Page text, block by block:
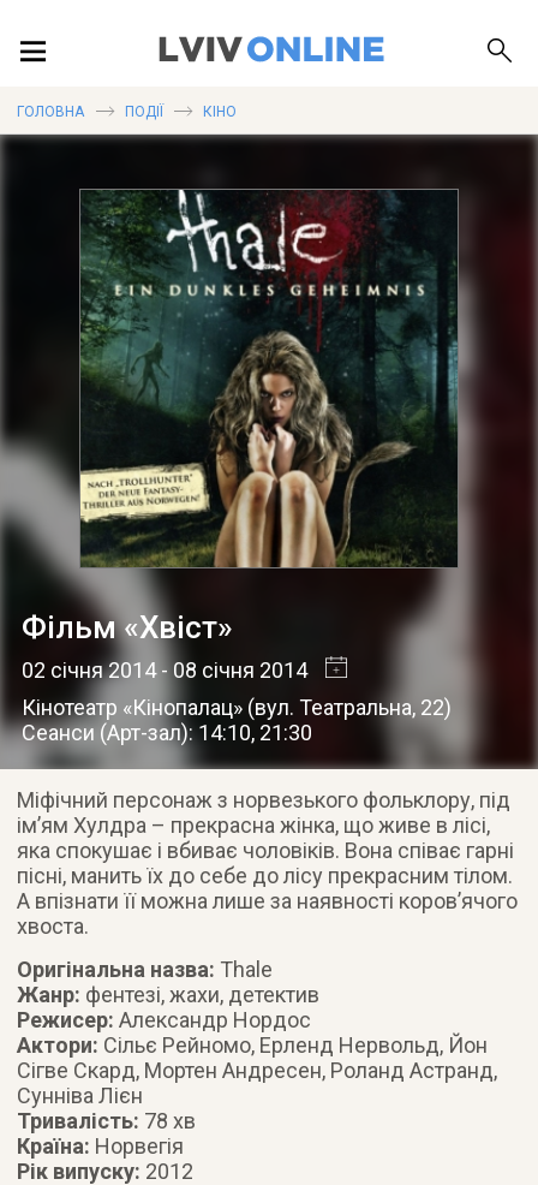
ПУБЛІКАЦІЇ
ГОЛОВНА ПОДІЇ КІНО
Фільм «Хвіст»
02 січня 2014- 08 січня 2014
Кінотеатр «Кінопалац» (вул. Театральна, 22)
Сеанси (Арт-зал): 14:10, 21:30
Міфічний персонаж з норвезького фольклору, під
ім’ям Хулдра – прекрасна жінка, що живе в лісі,
яка спокушає і вбиває чоловіків. Вона співає гарні
пісні, манить їх до себе до лісу прекрасним тілом.
А впізнати її можна лише за наявності коров’ячого
хвоста.
Оригінальна назва: Thale
Жанр: фентезі, жахи, детектив
Режисер:Александр Нордос
Актори: Сільє Рейномо, Ерленд Нервольд, Йон
Сігве Скард, Мортен Андресен, Роланд Астранд,
Сунніва Лієн
Тривалість: 78 хв
Країна: Норвегія
Рік випуску: 2012